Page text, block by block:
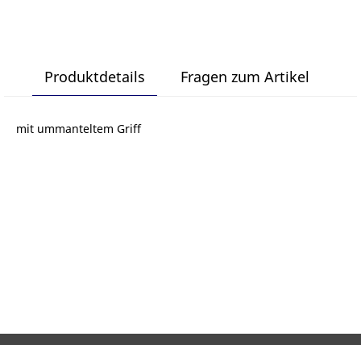
Produktdetails Fragen zum Artikel
mit ummanteltem Griff